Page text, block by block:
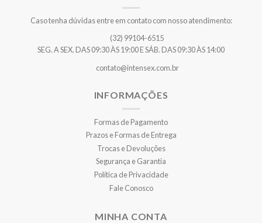
Caso tenha dúvidas entre em contato com nosso atendimento:
(32) 99104-6515
SEG. A SEX. DAS 09:30 ÀS 19:00 E SÁB. DAS 09:30 ÀS 14:00
contato@intensex.com.br
INFORMAÇÕES
Formas de Pagamento
Prazos e Formas de Entrega
Trocas e Devoluções
Segurança e Garantia
Política de Privacidade
Fale Conosco
MINHA CONTA